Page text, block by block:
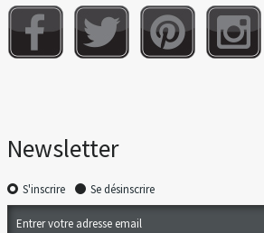
Newsletter
S'inscrire Se désinscrire